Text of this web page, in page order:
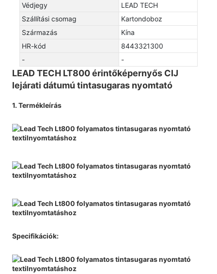
Védjegy
LEAD TECH
Szállítási csomag
Kartondoboz
Származás
Kína
HR-kód
8443321300
-
-
LEAD TECH LT800 érintőképernyős CIJ
lejárati dátumú tintasugaras nyomtató
1. Termékleírás
Specifikációk: